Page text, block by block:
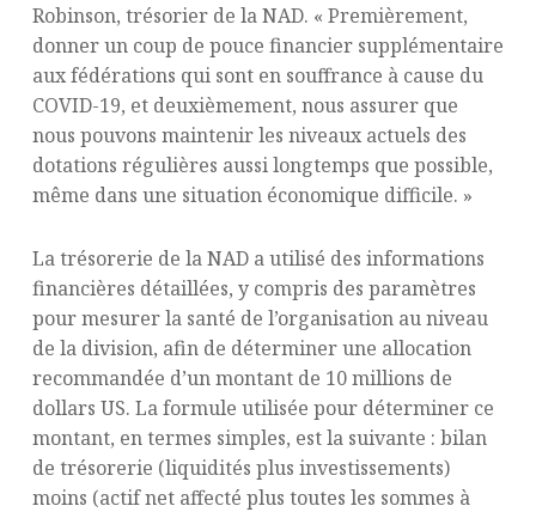
Robinson, trésorier de la NAD. « Premièrement,
donner un coup de pouce financier supplémentaire
aux fédérations qui sont en souffrance à cause du
COVID-19, et deuxièmement, nous assurer que
nous pouvons maintenir les niveaux actuels des
dotations régulières aussi longtemps que possible,
même dans une situation économique difficile. »
La trésorerie de la NAD a utilisé des informations
financières détaillées, y compris des paramètres
pour mesurer la santé de l’organisation au niveau
de la division, afin de déterminer une allocation
recommandée d’un montant de 10 millions de
dollars US. La formule utilisée pour déterminer ce
montant, en termes simples, est la suivante : bilan
de trésorerie (liquidités plus investissements)
moins (actif net affecté plus toutes les sommes à